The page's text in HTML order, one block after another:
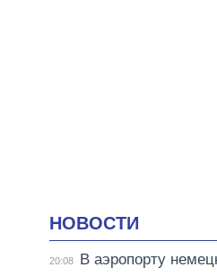
НОВОСТИ
20:08
В аэропорту